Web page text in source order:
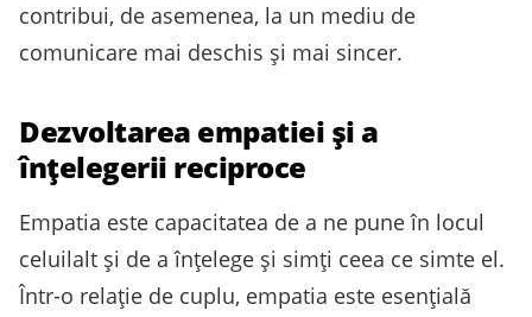
contribui, de asemenea, la un mediu de
comunicare mai deschis și mai sincer.
Dezvoltarea empatiei și a
înțelegerii reciproce
Empatia este capacitatea de a ne pune în locul
celuilalt și de a înțelege și simți ceea ce simte el.
Într-o relație de cuplu, empatia este esențială